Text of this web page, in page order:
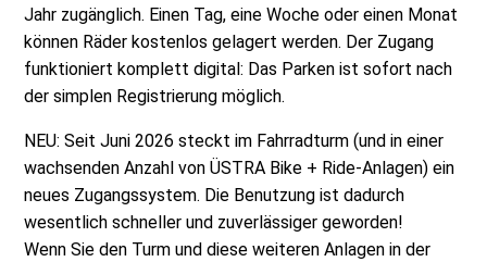
Jahr zugänglich. Einen Tag, eine Woche oder einen Monat
können Räder kostenlos gelagert werden. Der Zugang
funktioniert komplett digital: Das Parken ist sofort nach
der simplen Registrierung möglich.
NEU: Seit Juni 2026 steckt im Fahrradturm (und in einer
wachsenden Anzahl von ÜSTRA Bike + Ride-Anlagen) ein
neues Zugangssystem. Die Benutzung ist dadurch
wesentlich schneller und zuverlässiger geworden!
Wenn Sie den Turm und diese weiteren Anlagen in der